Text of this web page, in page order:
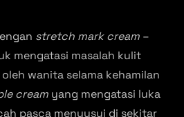
stretch mark cream –
mengatasi masalah kulit
wanita selama kehamilan
cream yang mengatasi luka
pasca menyusui di sekitar